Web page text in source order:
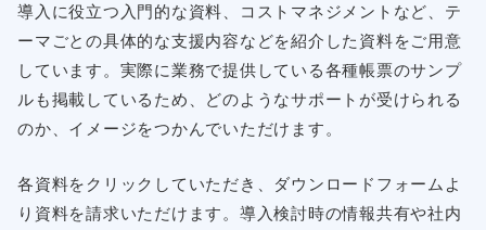
導入に役立つ入門的な資料、コストマネジメントなど、テ
ーマごとの具体的な支援内容などを紹介した資料をご用意
しています。実際に業務で提供している各種帳票のサンプ
ルも掲載しているため、どのようなサポートが受けられる
のか、イメージをつかんでいただけます。
各資料をクリックしていただき、ダウンロードフォームよ
り資料を請求いただけます。導入検討時の情報共有や社内